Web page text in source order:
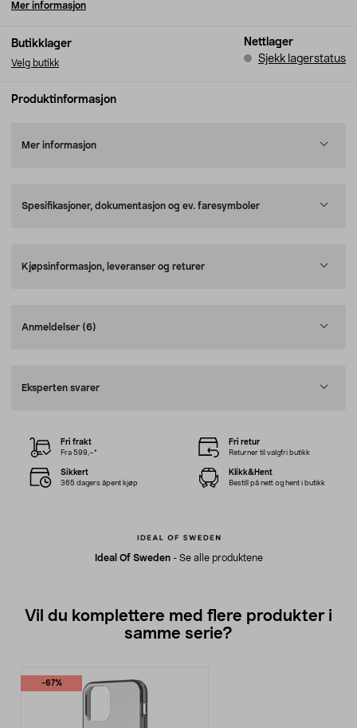
Butikklager
Velg butikk
Nettlager
Sjekk lagerstatus
Mer informasjon
Produktinformasjon
Mer informasjon
Spesifikasjoner, dokumentasjon og ev. faresymboler
Kjøpsinformasjon, leveranser og returer
Anmeldelser (6)
Eksperten svarer
Ideal Of Sweden- Se alle produktene
Fri frakt
Fra 599,–*
Fri retur
Returner til valgfri butikk
Sikkert
365 dagers åpent kjøp
Klikk&Hent
Bestill på nett og hent i butikk
Vil du komplettere med flere produkter i
samme serie?
-67%